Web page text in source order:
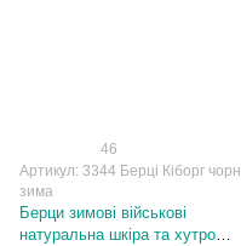
46
Артикул: 3344 Берці Кіборг чорн
зима
Берци зимові військові
натуральна шкіра та хутро